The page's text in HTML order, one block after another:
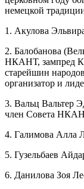
немецкой
1. Акулова
2. Балобанова
НКАНТ, зампред
старейшин
организатор и
3. Вальц Вальтер
член Совета
4. Галимова Алла
5. Гузельбаев
6. Данилова Зоя